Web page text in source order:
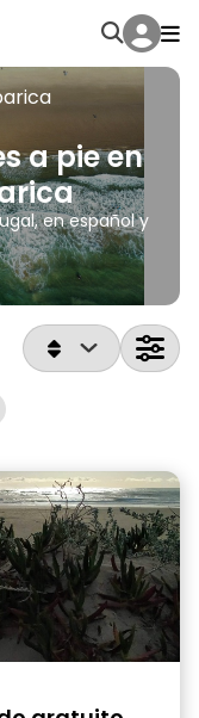
a pie en
en español y